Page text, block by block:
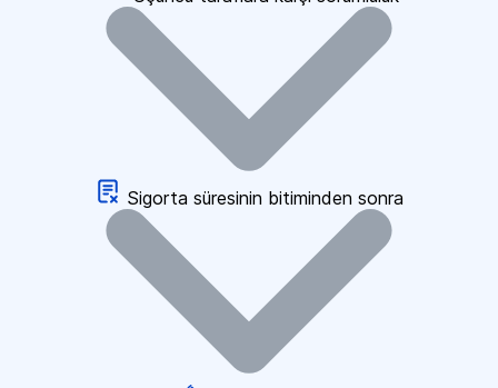
Sigorta süresinin bitiminden sonra